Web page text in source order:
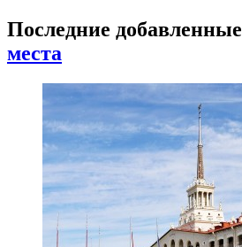
Последние добавленные
места